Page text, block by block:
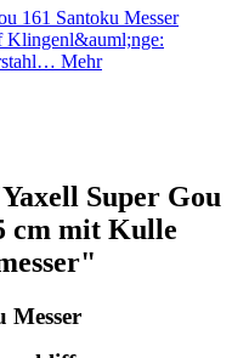
161 Santoku Messer
Klingenl&auml;nge:
Mehr
Super Gou
cm mit Kulle
Messer